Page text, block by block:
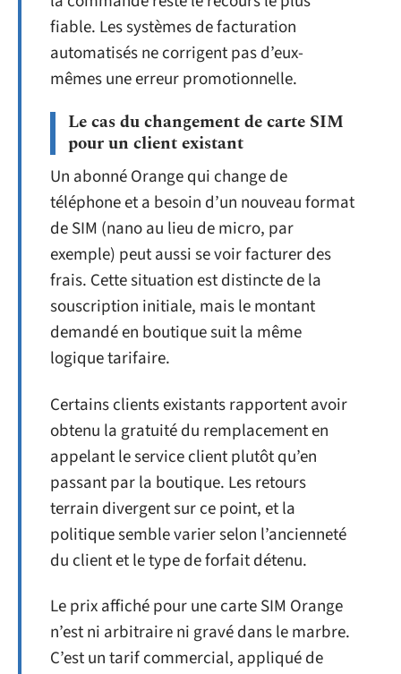
fiable. Les systèmes de facturation
automatisés ne corrigent pas d’eux-
mêmes une erreur promotionnelle.
Le cas du changement de carte SIM
pour un client existant
Un abonné Orange qui change de
téléphone et a besoin d’un nouveau format
de SIM (nano au lieu de micro, par
exemple) peut aussi se voir facturer des
frais. Cette situation est distincte de la
souscription initiale, mais le montant
demandé en boutique suit la même
logique tarifaire.
Certains clients existants rapportent avoir
obtenu la gratuité du remplacement en
appelant le service client plutôt qu’en
passant par la boutique. Les retours
terrain divergent sur ce point, et la
politique semble varier selon l’ancienneté
du client et le type de forfait détenu.
Le prix affiché pour une carte SIM Orange
n’est ni arbitraire ni gravé dans le marbre.
C’est un tarif commercial, appliqué de